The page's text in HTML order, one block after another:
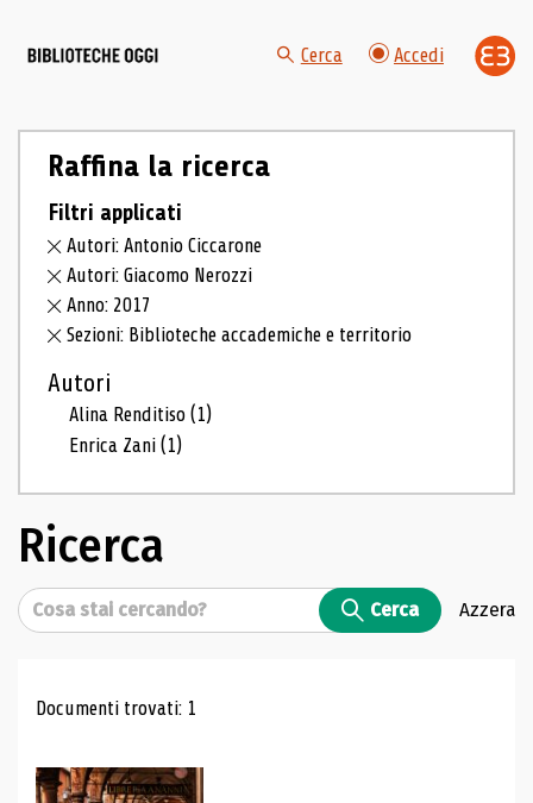
Cerca Accedi
Raffina la ricerca
Filtri applicati
Autori: Antonio Ciccarone
Autori: Giacomo Nerozzi
Anno: 2017
Sezioni: Biblioteche accademiche e territorio
Autori
Alina Renditiso(1)
Enrica Zani(1)
Ricerca
Cerca Cerca Azzera
Risultati di ricerca
Documenti trovati: 1